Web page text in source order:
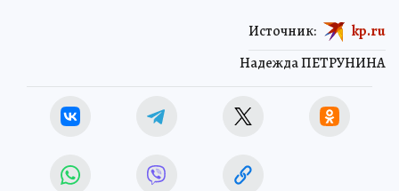
Надежда ПЕТРУНИНА
Источник: kp.ru